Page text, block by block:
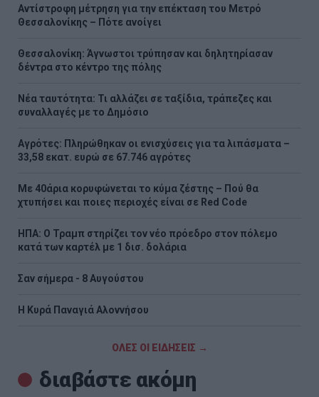
Αντίστροφη μέτρηση για την επέκταση του Μετρό
Θεσσαλονίκης – Πότε ανοίγει
Θεσσαλονίκη: Άγνωστοι τρύπησαν και δηλητηρίασαν
δέντρα στο κέντρο της πόλης
Νέα ταυτότητα: Τι αλλάζει σε ταξίδια, τράπεζες και
συναλλαγές με το Δημόσιο
Αγρότες: Πληρώθηκαν οι ενισχύσεις για τα λιπάσματα –
33,58 εκατ. ευρώ σε 67.746 αγρότες
Με 40άρια κορυφώνεται το κύμα ζέστης – Πού θα
χτυπήσει και ποιες περιοχές είναι σε Red Code
ΗΠΑ: Ο Τραμπ στηρίζει τον νέο πρόεδρο στον πόλεμο
κατά των καρτέλ με 1 δισ. δολάρια
Σαν σήμερα - 8 Αυγούστου
H Κυρά Παναγιά Αλοννήσου
ΟΛΕΣ ΟΙ ΕΙΔΗΣΕΙΣ →
διαβάστε ακόμη